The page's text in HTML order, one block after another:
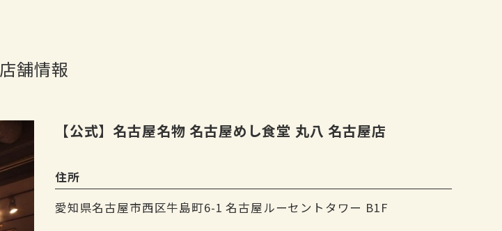
店舗情報
【公式】名古屋名物 名古屋めし食堂 丸八 名古屋店
住所
愛知県名古屋市西区牛島町6-1 名古屋ルーセントタワー B1F